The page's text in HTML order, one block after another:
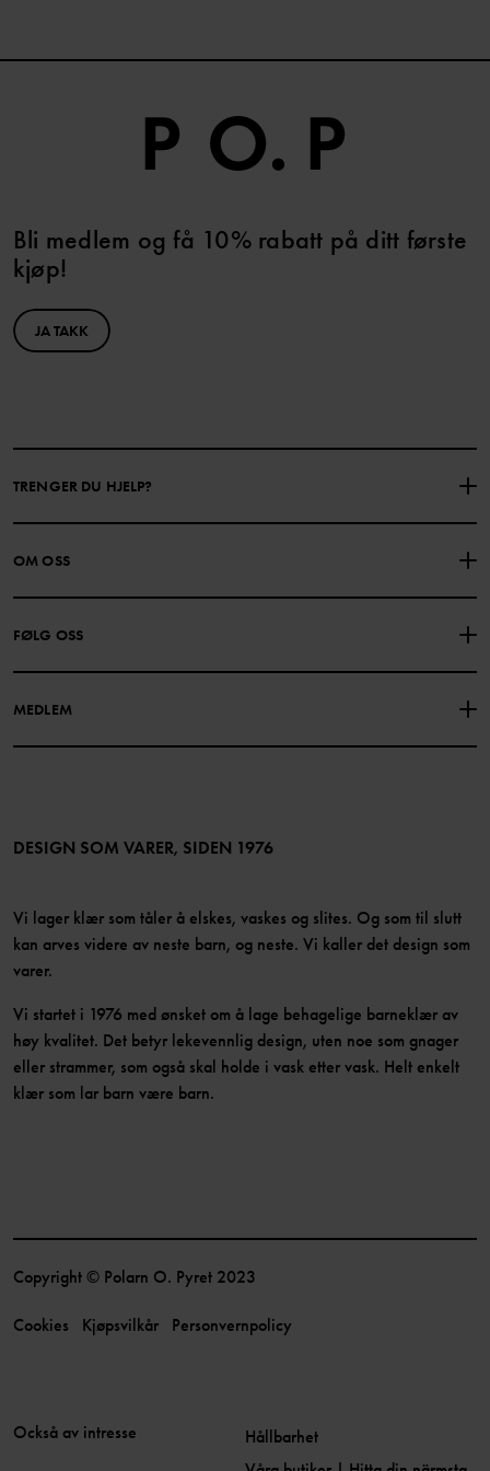
Bli medlem og få 10% rabatt på ditt første
kjøp!
JA TAKK
TRENGER DU HJELP?
KONTAKTE OSS
GAVEKORTSALDO KJØPSVILKÅR
PERSONVERNPOLICY
OM OSS
FØLG OSS
MEDLEM
Bli medlem
DESIGN SOM VARER, SIDEN 1976
Vi lager klær som tåler å elskes, vaskes og slites. Og som til slutt
kan arves videre av neste barn, og neste. Vi kaller det design som
varer.
Vi startet i 1976 med ønsket om å lage behagelige barneklær av
høy kvalitet. Det betyr lekevennlig design, uten noe som gnager
eller strammer, som også skal holde i vask etter vask. Helt enkelt
klær som lar barn være barn.
Copyright © Polarn O. Pyret 2023
Cookies Kjøpsvilkår Personvernpolicy
Också av intresse
Hållbarhet